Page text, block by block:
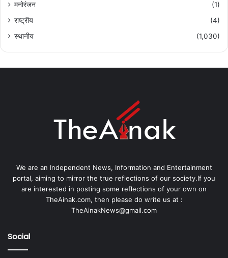
मनोरंजन
(1)
राष्ट्रीय
(4)
स्थानीय
(1,030)
We are an Independent News, Information and Entertainment
portal, aiming to mirror the true reflections of our society.If you
are interested in posting some reflections of your own on
TheAinak.com, then please do write us at :
TheAinakNews@gmail.com
Social